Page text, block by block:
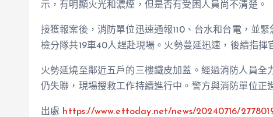
示，有明顯火光和濃煙，但是否有受困人員尚不清楚。
接獲報案後，消防單位迅速通報110、台水和台電，並
檢分隊共19車40人趕赴現場。火勢蔓延迅速，後續指揮
火勢延燒至鄰近五戶的三樓鐵皮加蓋。經過消防人員全
仍失聯，現場搜救工作持續進行中。警方與消防單位正
出處 https://www.ettoday.net/news/20240716/